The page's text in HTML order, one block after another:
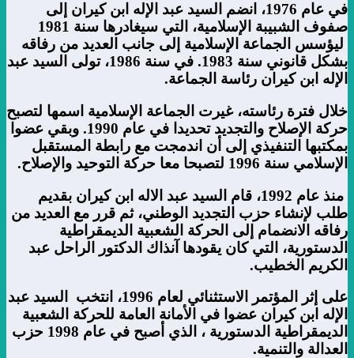
في عام 1976، انضم السيد عبد الإله ابن كيران إلى
صفوف الشبيبة الإسلامية، التي سيغادرها سنة 1981
ليؤسس الجماعة الإسلامية إلى جانب العديد من رفاقه
بشكل قانوني سنة 1983. في سنة 1986، تولى السيد عبد
الإله ابن كيران رئاسة الجماعة.
خلال فترة رئاسته، غيرت الجماعة الإسلامية اسمها لتصبح
حركة الإصلاح والتجديد تحديدا في عام 1990. وبقي عضوا
بمكتبها التنفيذي إلى أن اندمجت مع رابطة المستقبل
الإسلامي سنة 1996 لتصبحا معا حركة التوحيد والإصلاح.
منذ عام 1992، قام السيد عبد الاله ابن كيران بقديم
طلب لإنشاء حزب التجديد الوطني، ثم قرر مع العديد من
رفاقه الانضمام إلى الحركة الشعبية الديمقراطية
الدستورية، التي كان يقودها آنذاك الدكتور الراحل عبد
الكريم الخطيب.
على إثر المؤتمر الاستثنائي لعام 1996، انتخب السيد عبد
الإله ابن كيران عضوا في الأمانة العامة للحركة الشعبية
الديمقراطية الدستورية ، الذي أصبح في عام 1998 حزب
العدالة والتنمية.